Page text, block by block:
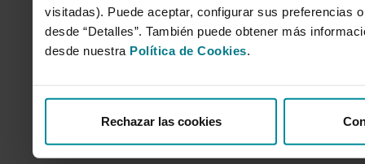
visitadas). Puede aceptar, configurar sus preferencias
desde “Detalles”. También puede obtener más
desde nuestra Política de Cookies.
Rechazar las cookies